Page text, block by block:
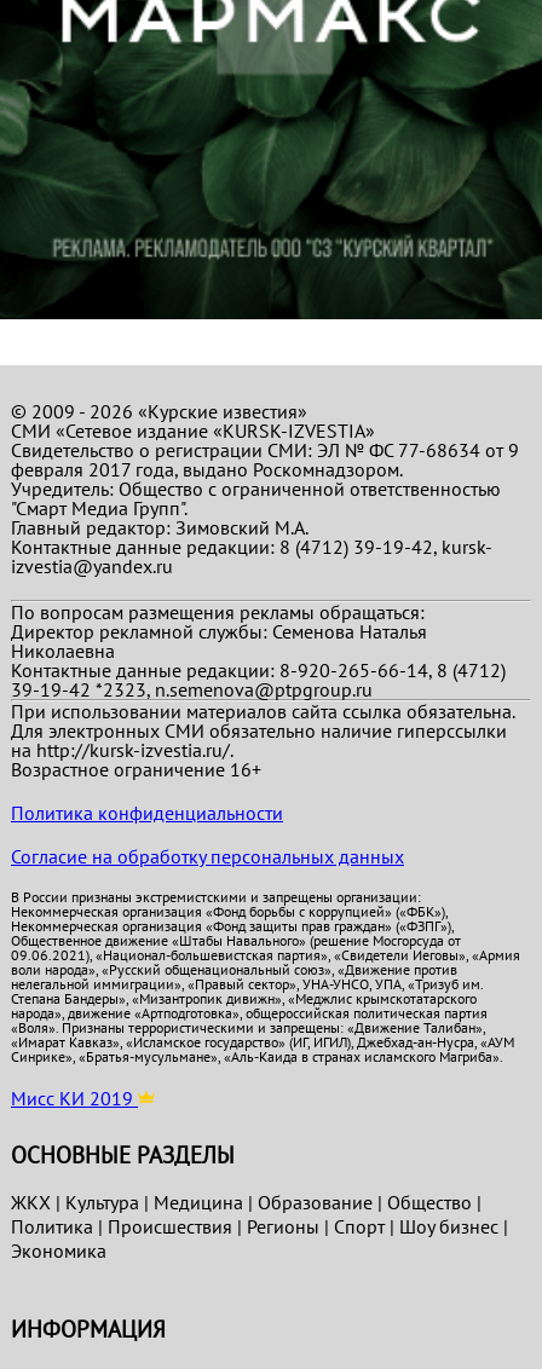
© 2009 - 2026 «Курские известия»
СМИ «Сетевое издание «KURSK-IZVESTIA»
Свидетельство о регистрации СМИ: ЭЛ № ФС 77-68634 от 9
февраля 2017 года, выдано Роскомнадзором.
Учредитель: Общество с ограниченной ответственностью
"Смарт Медиа Групп".
Главный редактор:Зимовский М.А.
Контактные данные редакции: 8 (4712) 39-19-42, kursk-
izvestia@yandex.ru
По вопросам размещения рекламы обращаться:
Директор рекламной службы: Семенова Наталья
Николаевна
Контактные данные редакции: 8-920-265-66-14, 8 (4712)
39-19-42 *2323, n.semenova@ptpgroup.ru
При использовании материалов сайта ссылка обязательна.
Для электронных СМИ обязательно наличие гиперссылки
на http://kursk-izvestia.ru/.
Возрастное ограничение 16+
Политика конфиденциальности
Согласие на обработку персональных данных
В России признаны экстремистскими и запрещены организации:
Некоммерческая организация «Фонд борьбы с коррупцией» («ФБК»),
Некоммерческая организация «Фонд защиты прав граждан» («ФЗПГ»),
Общественное движение «Штабы Навального» (решение Мосгорсуда от
09.06.2021), «Национал-большевистская партия», «Свидетели Иеговы», «Армия
воли народа», «Русский общенациональный союз», «Движение против
нелегальной иммиграции», «Правый сектор», УНА-УНСО, УПА, «Тризуб им.
Степана Бандеры», «Мизантропик дивижн», «Меджлис крымскотатарского
народа», движение «Артподготовка», общероссийская политическая партия
«Воля». Признаны террористическими и запрещены: «Движение Талибан»,
«Имарат Кавказ», «Исламское государство» (ИГ, ИГИЛ), Джебхад-ан-Нусра, «АУМ
Синрике», «Братья-мусульмане», «Аль-Каида в странах исламского Магриба».
Мисс КИ 2019
ОСНОВНЫЕ РАЗДЕЛЫ
ЖКХ | Культура | Медицина | Образование| Общество |
Политика | Проиcшествия | Регионы | Спорт| Шоу бизнес|
Экономика
ИНФОРМАЦИЯ